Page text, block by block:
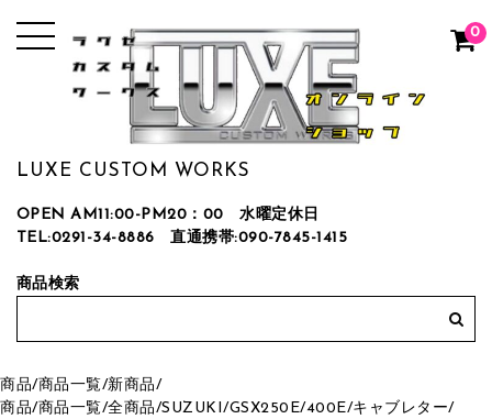
LUXE CUSTOM WORKS
OPEN AM11:00-PM20：00 水曜定休日
TEL:0291-34-8886
直通携帯:090-7845-1415
商品検索
0
商品/商品一覧/新商品/
商品/商品一覧/全商品/SUZUKI/GSX250E/400E/キャブレター/